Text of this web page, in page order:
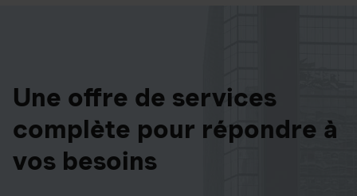
Une offre de services
complète pour répondre à
vos besoins